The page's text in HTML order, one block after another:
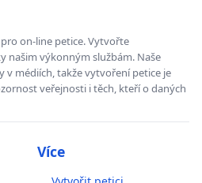
on-line petice. Vytvořte
našim výkonným službám. Naše
v médiích, takže vytvoření petice je
veřejnosti i těch, kteří o daných
Více